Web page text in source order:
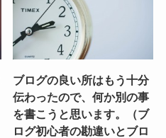
ブログの良い所はもう十分
伝わったので、何か別の事
を書こうと思います。（ブ
ログ初心者の勘違いとブロ